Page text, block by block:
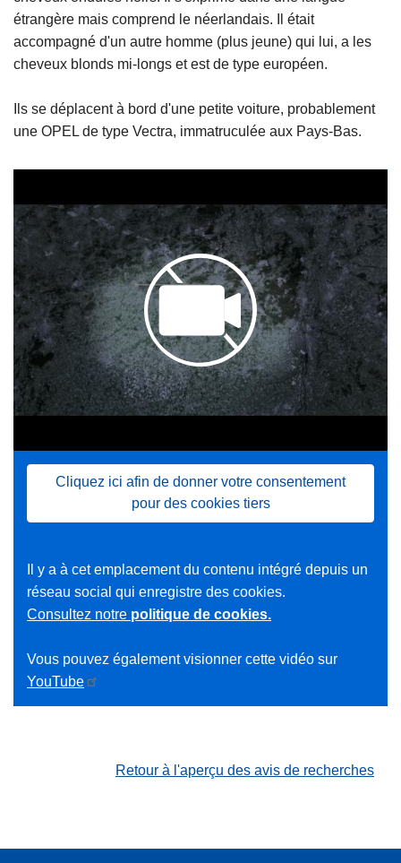
étrangère mais comprend le néerlandais. Il était
accompagné d'un autre homme (plus jeune) qui lui, a les
cheveux blonds mi-longs et est de type européen.
Ils se déplacent à bord d'une petite voiture, probablement
une OPEL de type Vectra, immatruculée aux Pays-Bas.
Cliquez ici afin de donner votre consentement
pour des cookies tiers
Il y a à cet emplacement du contenu intégré depuis un
réseau social qui enregistre des cookies.
Consultez notre politique de cookies.
Vous pouvez également visionner cette vidéo sur
YouTube
Retour à l'aperçu des avis de recherches